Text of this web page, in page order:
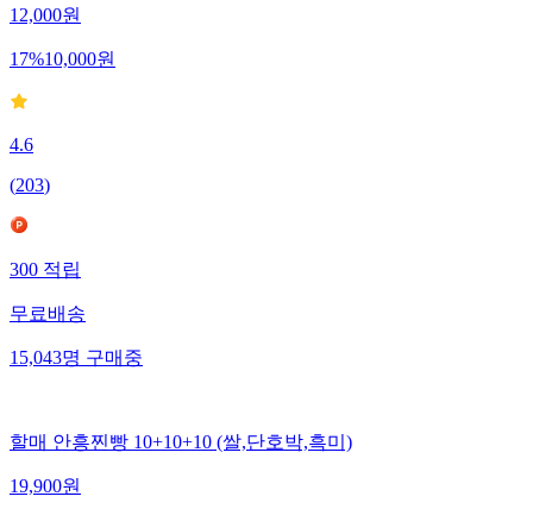
12,000원
17%10,000원
4.6
(203)
300 적립
무료배송
15,043명 구매중
할매 안흥찐빵 10+10+10 (쌀,단호박,흑미)
19,900원